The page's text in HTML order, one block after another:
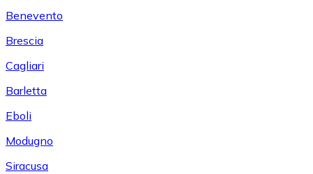
Benevento
Brescia
Cagliari
Barletta
Eboli
Modugno
Siracusa